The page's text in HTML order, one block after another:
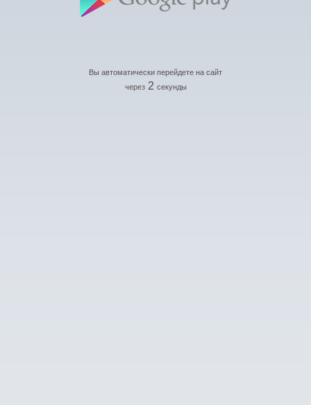
Вы автоматически перейдете на сайт
через 2 секунды